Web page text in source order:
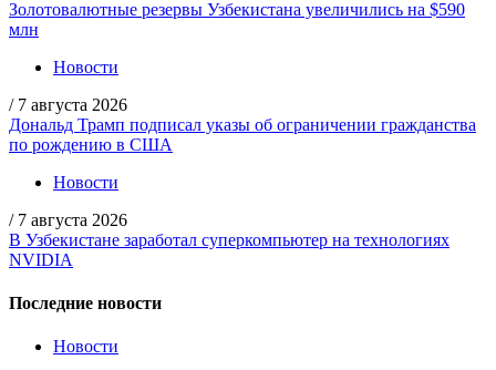
Золотовалютные резервы Узбекистана увеличились на $590
млн
Новости
/ 7 августа 2026
Дональд Трамп подписал указы об ограничении гражданства
по рождению в США
Новости
/ 7 августа 2026
В Узбекистане заработал суперкомпьютер на технологиях
NVIDIA
Последние новости
Новости